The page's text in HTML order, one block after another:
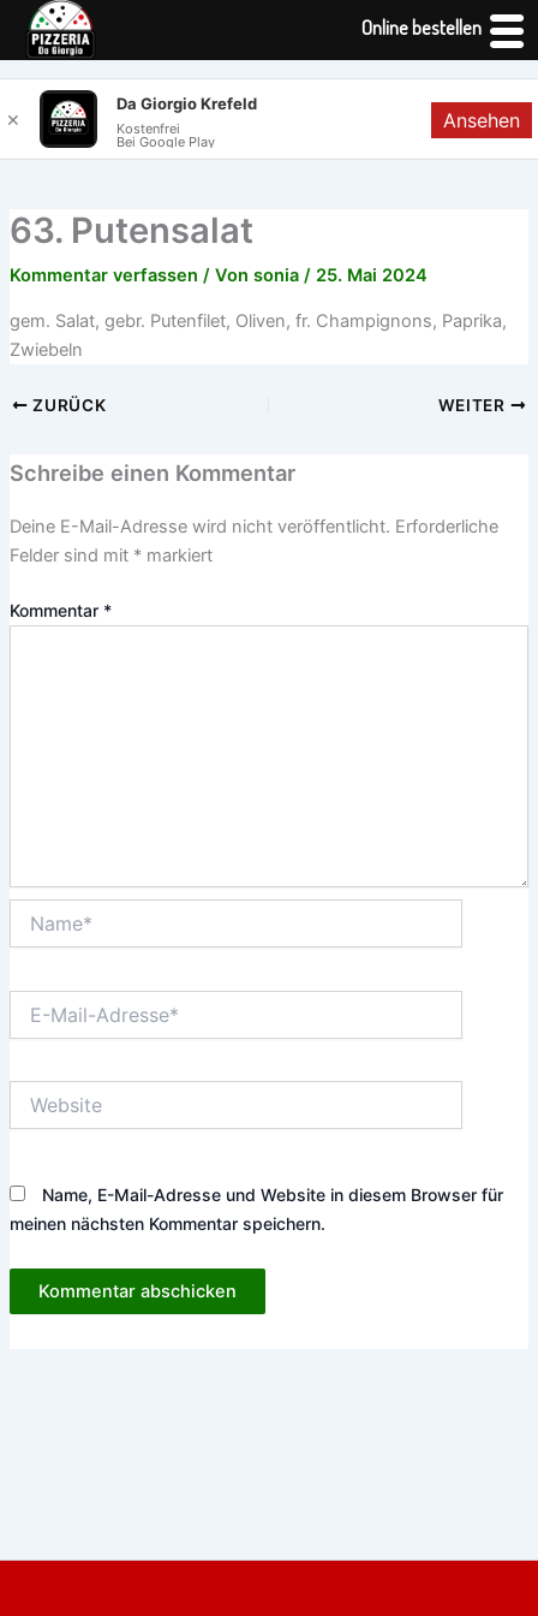
Inhalt
springen
63. Putensalat
Kommentar verfassen / Von sonia / 25. Mai 2024
gem. Salat, gebr. Putenfilet, Oliven, fr. Champignons, Paprika,
Zwiebeln
ZURÜCK WEITER
Schreibe einen Kommentar
Deine E-Mail-Adresse wird nicht veröffentlicht. Erforderliche
Felder sind mit *markiert
Kommentar *
Mail-
Name, E-Mail-Adresse und Website in diesem Browser für
meinen nächsten Kommentar speichern.
Online bestellen
✕
Da Giorgio Krefeld
Kostenfrei
Bei Google Play
Ansehen